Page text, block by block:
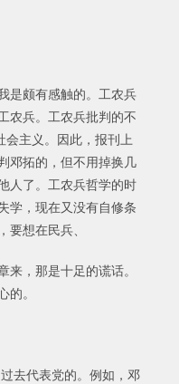
是颇有感触的。工农兵
农兵。工农兵批判的不
会主义。因此，报刊上
邓拓的，但不用掉换几
人了。工农兵哲学的时
学，现在又没有自修条
想在民兵、
，那是十足的谎话。
。
去代表党的。例如，邓